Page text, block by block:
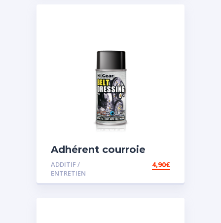
Adhérent courroie
ADDITIF /
ENTRETIEN
4,90€